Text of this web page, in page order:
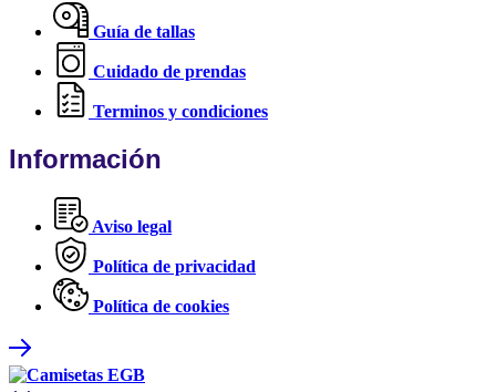
Guía de tallas
Cuidado de prendas
Terminos y condiciones
Información
Aviso legal
Política de privacidad
Política de cookies